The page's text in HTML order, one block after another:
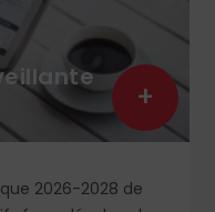
+
Éric
public
Entretien |